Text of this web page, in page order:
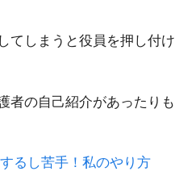
てしまうと役員を押し付け
者の自己紹介があったりも
るし苦手！私のやり方